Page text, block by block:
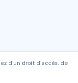
d'un droit d'accès, de